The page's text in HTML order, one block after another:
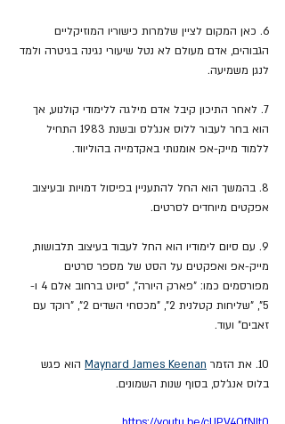
6. כאן המקום לציין שלמרות כישוריו המוזיקליים
הגבוהים, אדם מעולם לא נטל שיעורי נגינה בגיטרה ולמד
לנגן משמיעה.
7. לאחר התיכון קיבל אדם מילגה ללימודי קולנוע, אך
הוא בחר לעבור ללוס אנג'לס ובשנת 1983 התחיל
ללמוד מייק-אפ אומנותי באקדמייה בהוליווד.
8. בהמשך הוא החל להתעניין בפיסול דמויות ובעיצוב
אפקטים מיוחדים לסרטים.
9. עם סיום לימודיו הוא החל לעבוד בעיצוב תלבושות,
מייק-אפ ואפקטים על הסט של מספר סרטים
מפורסמים כמו: "פארק היורה", "סיוט ברחוב אלם 4 ו-
5", "שליחות קטלנית 2", "מכסחי השדים 2", "רוקד עם
זאבים" ועוד.
10. את הזמר Maynard James Keenan הוא פגש
בלוס אנג'לס, בסוף שנות השמונים.